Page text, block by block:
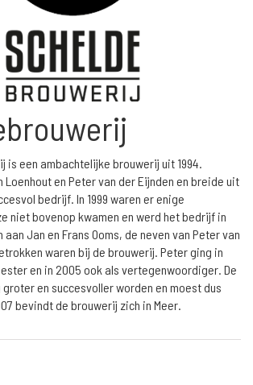
is een ambachtelijke brouwerij uit 1994.
Loenhout en Peter van der Eijnden en breide uit
bedrijf. In 1999 waren er enige
niet bovenop kwamen en werd het bedrijf in
Jan en Frans Ooms, de neven van Peter van
waren bij de brouwerij. Peter ging in
en in 2005 ook als vertegenwoordiger. De
en succesvoller worden en moest dus
bevindt de brouwerij zich in Meer.